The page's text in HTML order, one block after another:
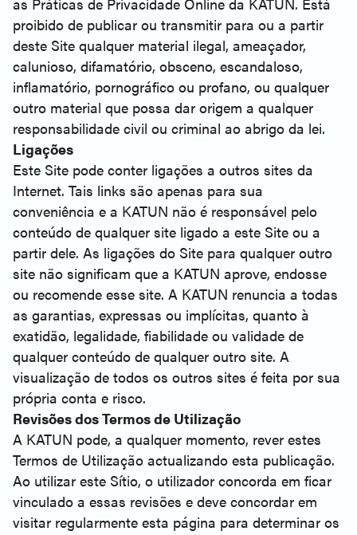
proibido de publicar ou transmitir para ou a partir
deste Site qualquer material ilegal, ameaçador,
calunioso, difamatório, obsceno, escandaloso,
inflamatório, pornográfico ou profano, ou qualquer
outro material que possa dar origem a qualquer
responsabilidade civil ou criminal ao abrigo da lei.
Ligações
Este Site pode conter ligações a outros sites da
Internet. Tais links são apenas para sua
conveniência e a KATUN não é responsável pelo
conteúdo de qualquer site ligado a este Site ou a
partir dele. As ligações do Site para qualquer outro
site não significam que a KATUN aprove, endosse
ou recomende esse site. A KATUN renuncia a todas
as garantias, expressas ou implícitas, quanto à
exatidão, legalidade, fiabilidade ou validade de
qualquer conteúdo de qualquer outro site. A
visualização de todos os outros sites é feita por sua
própria conta e risco.
Revisões dos Termos de Utilização
A KATUN pode, a qualquer momento, rever estes
Termos de Utilização actualizando esta publicação.
Ao utilizar este Sítio, o utilizador concorda em ficar
vinculado a essas revisões e deve concordar em
visitar regularmente esta página para determinar os